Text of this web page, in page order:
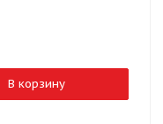
В корзину